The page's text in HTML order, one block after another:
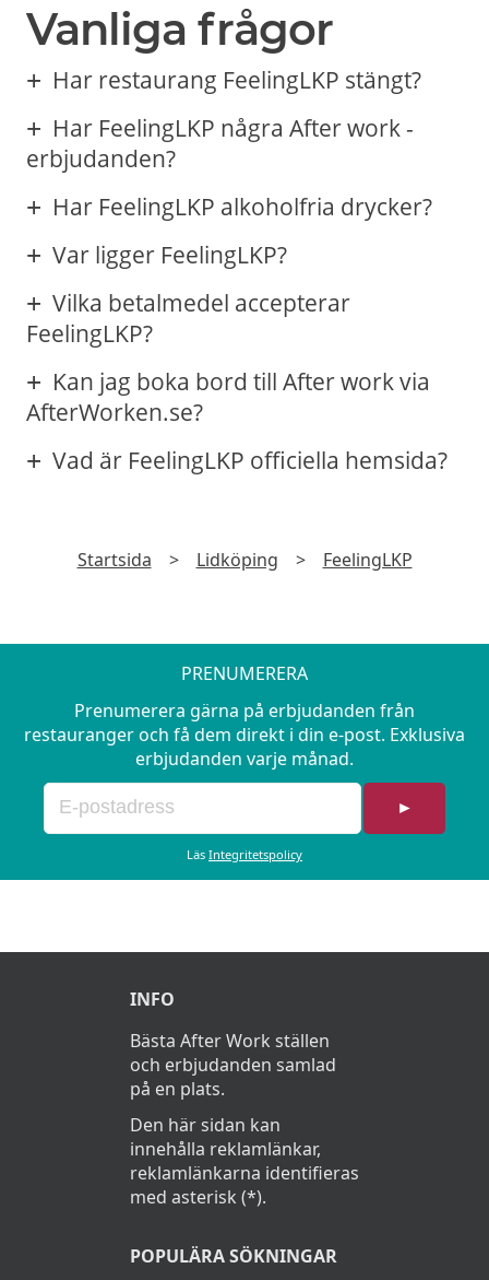
Vanliga frågor
Har restaurang FeelingLKP stängt?
Har FeelingLKP några After work -
erbjudanden?
Har FeelingLKP alkoholfria drycker?
Var ligger FeelingLKP?
Vilka betalmedel accepterar
FeelingLKP?
Kan jag boka bord till After work via
AfterWorken.se?
Vad är FeelingLKP officiella hemsida?
Startsida > Lidköping > FeelingLKP
PRENUMERERA
Prenumerera gärna på erbjudanden från
restauranger och få dem direkt i din e-post. Exklusiva
erbjudanden varje månad.
►
Läs Integritetspolicy
INFO
Bästa After Work ställen
och erbjudanden samlad
på en plats.
Den här sidan kan
innehålla reklamlänkar,
reklamlänkarna identifieras
med asterisk (*).
POPULÄRA SÖKNINGAR